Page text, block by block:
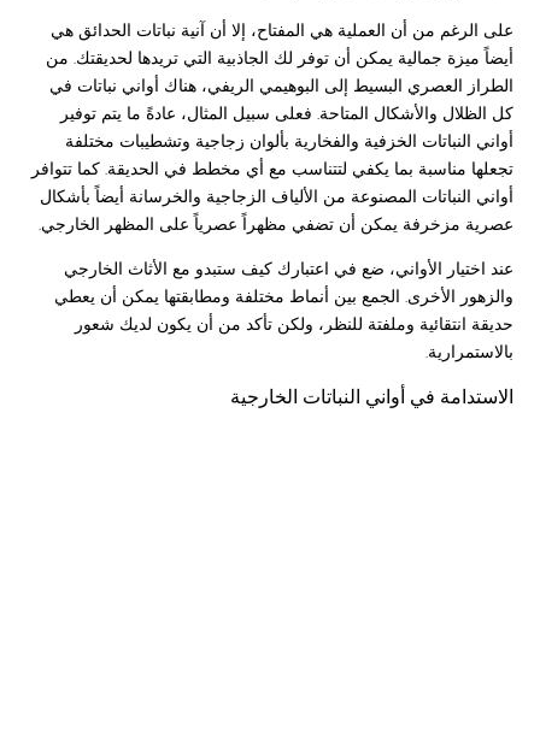
على الرغم من أن العملية هي المفتاح، إلا أن آنية نباتات الحدائق هي
أيضاً ميزة جمالية يمكن أن توفر لك الجاذبية التي تريدها لحديقتك. من
الطراز العصري البسيط إلى البوهيمي الريفي، هناك أواني نباتات في
كل الظلال والأشكال المتاحة. فعلى سبيل المثال، عادةً ما يتم توفير
أواني النباتات الخزفية والفخارية بألوان زجاجية وتشطيبات مختلفة
تجعلها مناسبة بما يكفي لتتناسب مع أي مخطط في الحديقة. كما تتوافر
أواني النباتات المصنوعة من الألياف الزجاجية والخرسانة أيضاً بأشكال
عصرية مزخرفة يمكن أن تضفي مظهراً عصرياً على المظهر الخارجي.
عند اختيار الأواني، ضع في اعتبارك كيف ستبدو مع الأثاث الخارجي
والزهور الأخرى. الجمع بين أنماط مختلفة ومطابقتها يمكن أن يعطي
حديقة انتقائية وملفتة للنظر، ولكن تأكد من أن يكون لديك شعور
بالاستمرارية.
الاستدامة في أواني النباتات الخارجية